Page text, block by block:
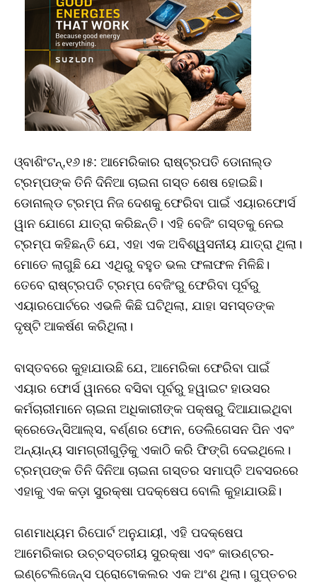
ଓ୍‌ବାଶିଂଟନ୍‌,୧୬।୫: ଆମେରିକାର ରାଷ୍ଟ୍ରପତି ଡୋନାଲ୍ଡ
ଟ୍ରମ୍ପଙ୍କ ତିନି ଦିନିଆ ଚାଇନା ଗସ୍ତ ଶେଷ ହୋଇଛି।
ଡୋନାଲ୍ଡ ଟ୍ରମ୍ପ ନିଜ ଦେଶକୁ ଫେରିବା ପାଇଁ ଏୟାରଫୋର୍ସ
ୱାନ ଯୋଗେ ଯାତ୍ରା କରିଛନ୍ତି। ଏହି ବେଜିଂ ଗସ୍ତକୁ ନେଇ
ଟ୍ରମ୍ପ କହିଛନ୍ତି ଯେ, ଏହା ଏକ ଅବିଶ୍ୱସନୀୟ ଯାତ୍ରା ଥିଲା।
ମୋତେ ଲାଗୁଛି ଯେ ଏଥିରୁ ବହୁତ ଭଲ ଫଳାଫଳ ମିଳିଛି।
ତେବେ ରାଷ୍ଟ୍ରପତି ଟ୍ରମ୍ପ ବେଜିଂରୁ ଫେରିବା ପୂର୍ବରୁ
ଏୟାରପୋର୍ଟରେ ଏଭଳି କିଛି ଘଟିଥିଲା, ଯାହା ସମସ୍ତଙ୍କ
ଦୃଷ୍ଟି ଆକର୍ଷଣ କରିଥିଲା।
ବାସ୍ତବରେ କୁହାଯାଉଛି ଯେ, ଆମେରିକା ଫେରିବା ପାଇଁ
ଏୟାର ଫୋର୍ସ ୱାନରେ ବସିବା ପୂର୍ବରୁ ହୱାଇଟ ହାଉସର
କର୍ମଚାରୀମାନେ ଚାଇନା ଅଧିକାରୀଙ୍କ ପକ୍ଷରୁ ଦିଆଯାଇଥିବା
କ୍ରେଡେନ୍ସିଆଲ୍ସ, ବର୍ଣ୍ଣର ଫୋନ, ଡେଲିଗେସନ ପିନ ଏବଂ
ଅନ୍ୟାନ୍ୟ ସାମଗ୍ରୀଗୁଡ଼ିକୁ ଏକାଠି କରି ଫିଙ୍ଗି ଦେଇଥିଲେ।
ଟ୍ରମ୍ପଙ୍କ ତିନି ଦିନିଆ ଚାଇନା ଗସ୍ତର ସମାପ୍ତି ଅବସରରେ
ଏହାକୁ ଏକ କଡ଼ା ସୁରକ୍ଷା ପଦକ୍ଷେପ ବୋଲି କୁହାଯାଉଛି।
ଗଣମାଧ୍ୟମ ରିପୋର୍ଟ ଅନୁଯାୟୀ, ଏହି ପଦକ୍ଷେପ
ଆମେରିକାର ଉଚ୍ଚସ୍ତରୀୟ ସୁରକ୍ଷା ଏବଂ କାଉଣ୍ଟର-
ଇଣ୍ଟେଲିଜେନ୍ସ ପ୍ରୋଟୋକଲର ଏକ ଅଂଶ ଥିଲା। ଗୁପ୍ତଚର